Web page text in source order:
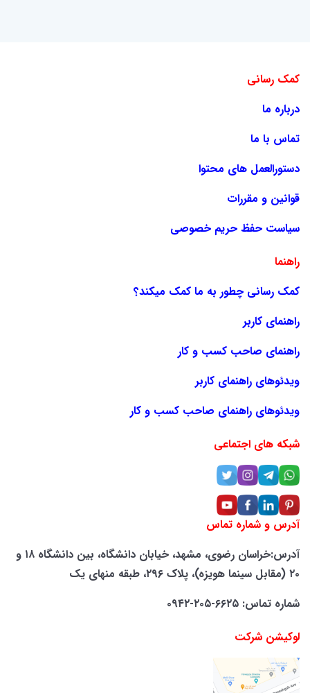
کمک رسانی
درباره ما
تماس با ما
دستورالعمل های محتوا
قوانین و مقررات
سیاست حفظ حریم خصوصی
راهنما
کمک رسانی چطور به ما کمک میکند؟
راهنمای کاربر
راهنمای صاحب کسب و کار
ویدئوهای راهنمای کاربر
ویدئوهای راهنمای صاحب کسب و کار
شبکه های اجتماعی
آدرس و شماره تماس
آدرس:خراسان رضوی، مشهد، خیابان دانشگاه، بین دانشگاه ۱۸ و
۲۰ (مقابل سینما هویزه)، پلاک ۲۹۶، طبقه منهای یک
شماره تماس: ۶۶۲۵-۲۰۵-۰۹۴۲
لوکیشن شرکت